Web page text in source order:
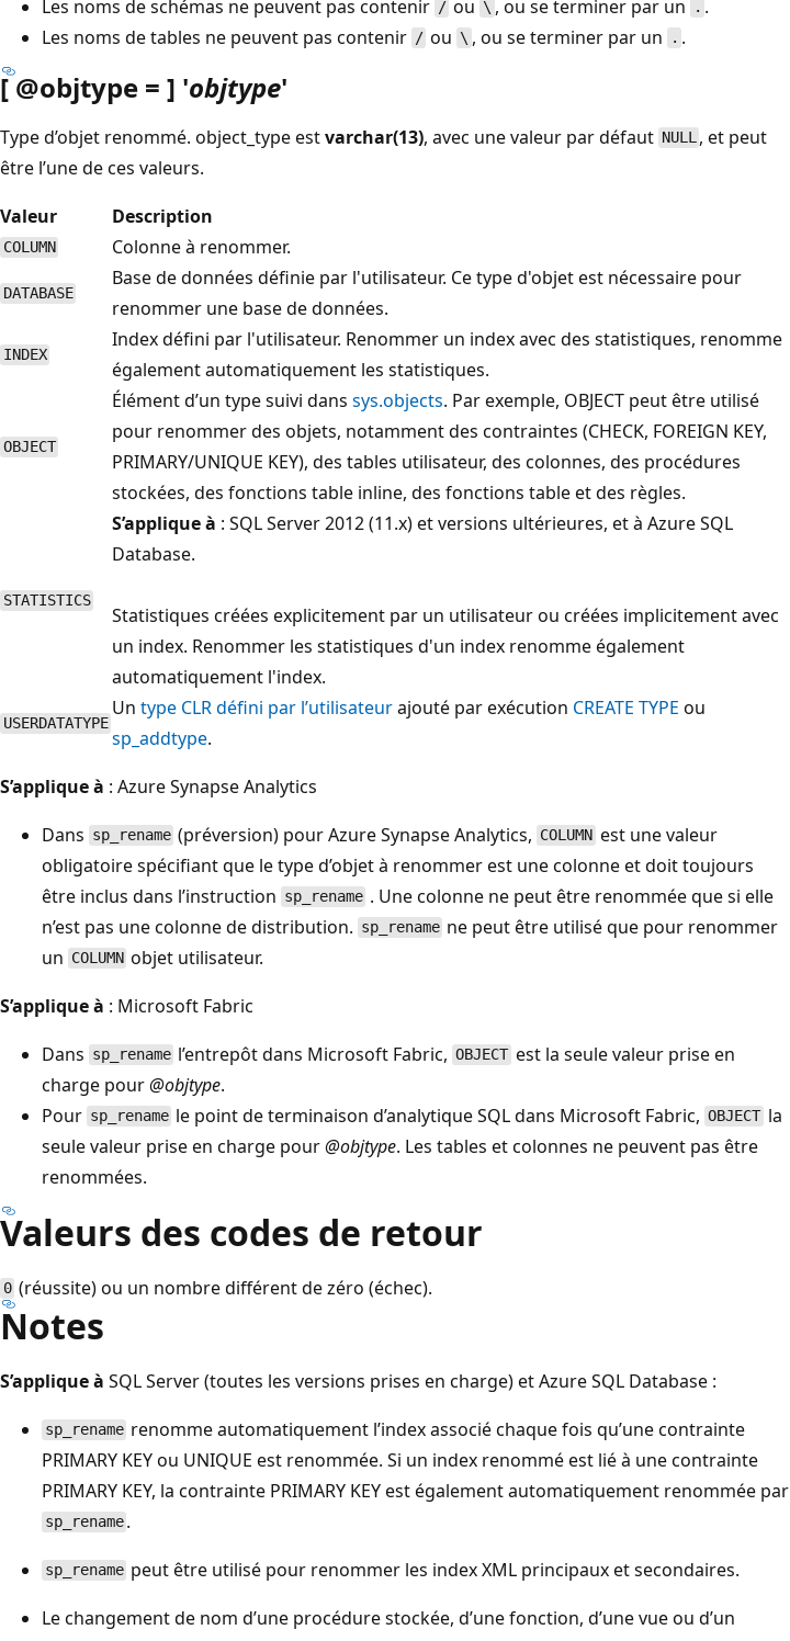
Les noms de schémas ne peuvent pas contenir / ou \ , ou se terminer par un . .
Les noms de tables ne peuvent pas contenir / ou \ , ou se terminer par un . .
[ @objtype = ] 'objtype'
Type d’objet renommé. object_type estvarchar(13), avec une valeur par défaut NULL , et peut
être l’une de ces valeurs.
Valeur
Description
COLUMN Colonne à renommer.
DATABASE
Base de données définie par l'utilisateur. Ce type d'objet est nécessaire pour
renommer une base de données.
INDEX
Index défini par l'utilisateur. Renommer un index avec des statistiques, renomme
également automatiquement les statistiques.
OBJECT
Élément d’un type suivi dans sys.objects. Par exemple, OBJECT peut être utilisé
pour renommer des objets, notamment des contraintes (CHECK, FOREIGN KEY,
PRIMARY/UNIQUE KEY), des tables utilisateur, des colonnes, des procédures
stockées, des fonctions table inline, des fonctions table et des règles.
STATISTICS
S’applique à : SQL Server 2012 (11.x) et versions ultérieures, et à Azure SQL
Database.
Statistiques créées explicitement par un utilisateur ou créées implicitement avec
un index. Renommer les statistiques d'un index renomme également
automatiquement l'index.
USERDATATYPE
Un type CLR défini par l’utilisateurajouté par exécution CREATE TYPE ou
sp_addtype.
S’applique à : Azure Synapse Analytics
Dans sp_rename (préversion) pour Azure Synapse Analytics, COLUMN est une valeur
obligatoire spécifiant que le type d’objet à renommer est une colonne et doit toujours
être inclus dans l’instruction sp_rename . Une colonne ne peut être renommée que si elle
n’est pas une colonne de distribution. sp_rename ne peut être utilisé que pour renommer
un COLUMN objet utilisateur.
S’applique à : Microsoft Fabric
Dans sp_rename l’entrepôt dans Microsoft Fabric, OBJECT est la seule valeur prise en
charge pour@objtype.
Pour sp_rename le point de terminaison d’analytique SQL dans Microsoft Fabric, OBJECT la
seule valeur prise en charge pour@objtype. Les tables et colonnes ne peuvent pas être
renommées.
Valeurs des codes de retour
0 (réussite) ou un nombre différent de zéro (échec).
Notes
S’applique à SQL Server (toutes les versions prises en charge) et Azure SQL Database :
sp_rename renomme automatiquement l’index associé chaque fois qu’une contrainte
PRIMARY KEY ou UNIQUE est renommée. Si un index renommé est lié à une contrainte
PRIMARY KEY, la contrainte PRIMARY KEY est également automatiquement renommée par
sp_rename .
sp_rename peut être utilisé pour renommer les index XML principaux et secondaires.
Le changement de nom d’une procédure stockée, d’une fonction, d’une vue ou d’un